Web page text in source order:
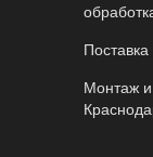
Монтаж и